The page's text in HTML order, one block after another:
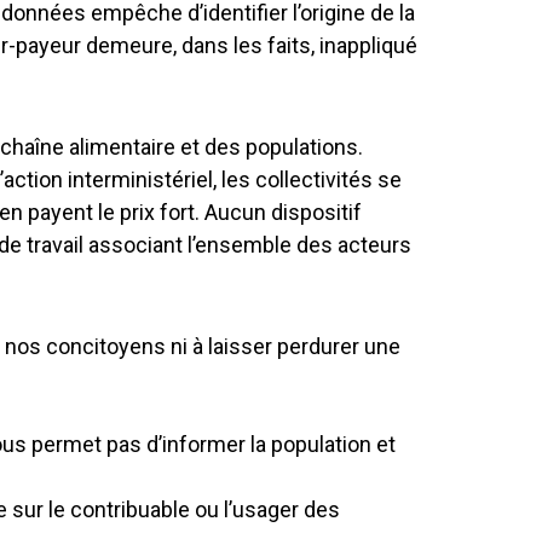
empêche d’identifier l’origine de la
payeur demeure, dans les faits, inappliqué
alimentaire et des populations.
interministériel, les collectivités se
payent le prix fort. Aucun dispositif
travail associant l’ensemble des acteurs
concitoyens ni à laisser perdurer une
permet pas d’informer la population et
le contribuable ou l’usager des